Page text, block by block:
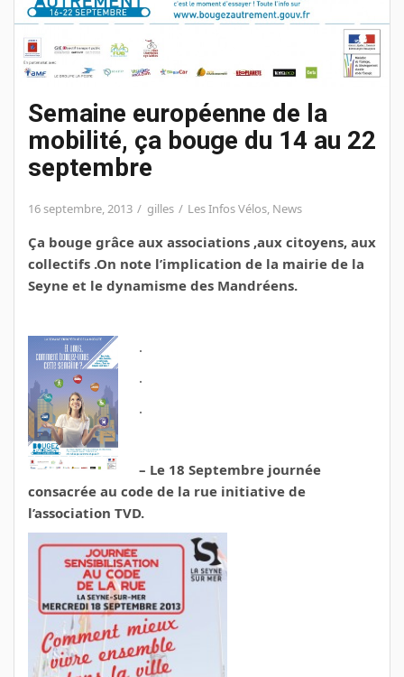
Semaine européenne de la
mobilité, ça bouge du 14 au 22
septembre
16 septembre, 2013 gilles Les Infos Vélos, News
Ça bouge grâce aux associations ,aux citoyens, aux
collectifs .On note l’implication de la mairie de la
Seyne et le dynamisme des Mandréens.
.
.
.
– Le 18 Septembre journée
consacrée au code de la rue initiative de
l’association TVD.